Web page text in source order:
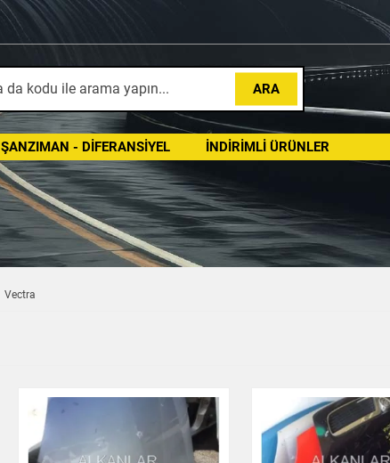
ARA
ŞANZIMAN - DIFERANSIYEL İNDIRIMLI ÜRÜNLER
Vectra